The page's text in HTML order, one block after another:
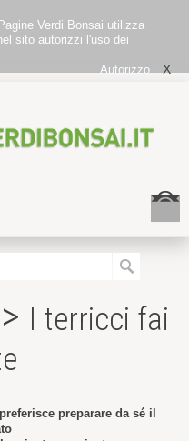
Verdi Bonsai utilizza
sito autorizzi l'uso dei
Autorizzo
X
I terricci fai
preparare da sé il